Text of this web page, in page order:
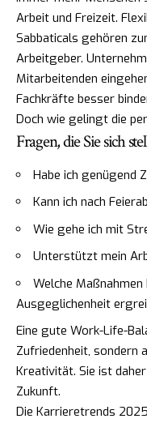
Arbeit und Freizeit.
Sabbaticals gehören
Arbeitgeber.
Mitarbeitenden
Fachkräfte besser
Doch wie gelingt die
Fragen, die Sie sich
Habe ich genügend
Kann ich nach
Wie gehe ich mit
Unterstützt mein
Welche
Ausgeglichenheit
Eine gute Work-Life-
Zufriedenheit, sondern
Kreativität. Sie ist
Zukunft.
Die Karrieretrends